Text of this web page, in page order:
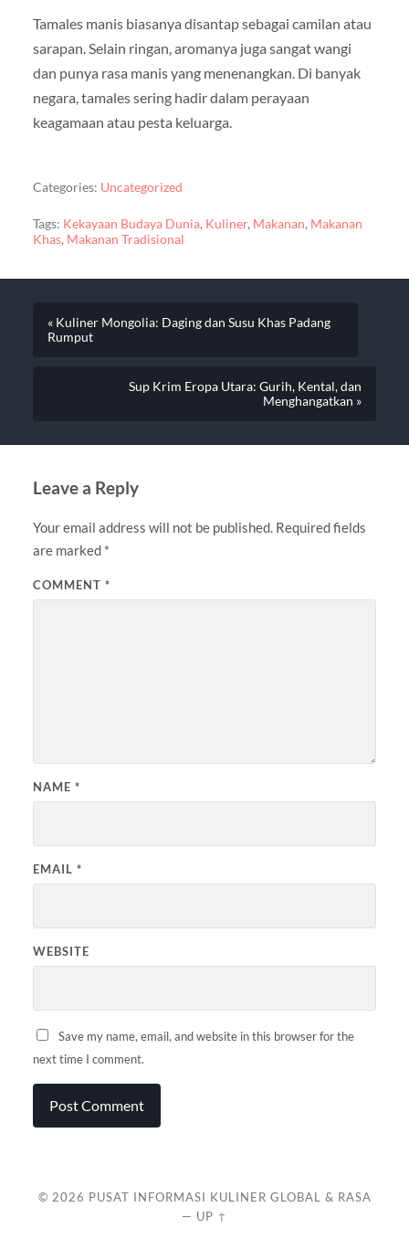
Tamales manis biasanya disantap sebagai camilan atau
sarapan. Selain ringan, aromanya juga sangat wangi
dan punya rasa manis yang menenangkan. Di banyak
negara, tamales sering hadir dalam perayaan
keagamaan atau pesta keluarga.
Categories: Uncategorized
Tags: Kekayaan Budaya Dunia, Kuliner, Makanan, Makanan
Khas, Makanan Tradisional
« Kuliner Mongolia: Daging dan Susu Khas Padang
Rumput
Sup Krim Eropa Utara: Gurih, Kental, dan
Menghangatkan »
Leave a Reply
Your email address will not be published. Required fields
are marked *
COMMENT *
NAME *
EMAIL *
WEBSITE
Save my name, email, and website in this browser for the
next time I comment.
© 2026 PUSAT INFORMASI KULINER GLOBAL & RASA
— UP ↑